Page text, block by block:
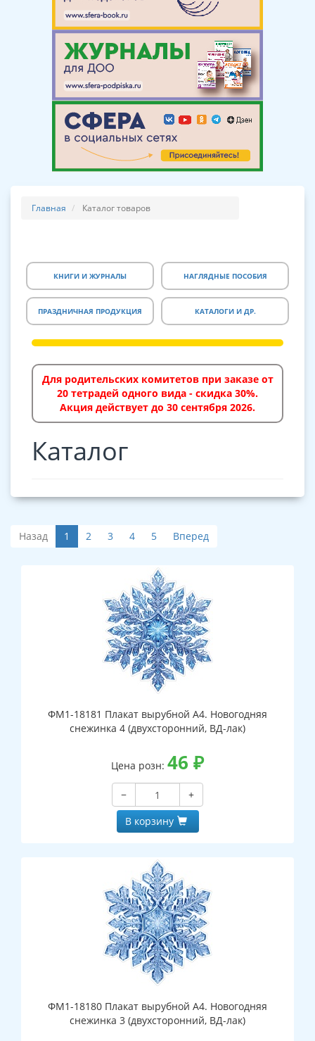
Главная Каталог товаров
КНИГИ И ЖУРНАЛЫ НАГЛЯДНЫЕ ПОСОБИЯ
ПРАЗДНИЧНАЯ ПРОДУКЦИЯ КАТАЛОГИ И ДР.
Для родительских комитетов при заказе от
20 тетрадей одного вида - скидка 30%.
Акция действует до 30 сентября 2026.
Каталог
Назад 1 2 3 4 5 Вперед
ФМ1-18181 Плакат вырубной А4. Новогодняя
снежинка 4 (двухсторонний, ВД-лак)
Цена розн: 46 ₽
−
+
В корзину
ФМ1-18180 Плакат вырубной А4. Новогодняя
снежинка 3 (двухсторонний, ВД-лак)